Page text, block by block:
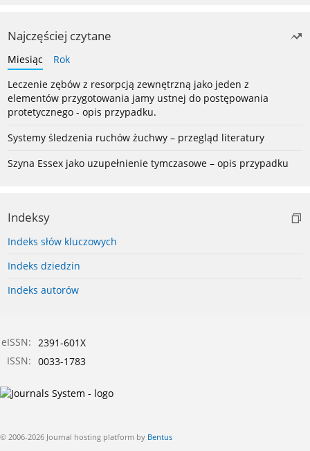
Najczęściej czytane
Miesiąc
Rok
Leczenie zębów z resorpcją zewnętrzną jako jeden z
elementów przygotowania jamy ustnej do postępowania
protetycznego - opis przypadku.
Systemy śledzenia ruchów żuchwy – przegląd literatury
Szyna Essex jako uzupełnienie tymczasowe – opis przypadku
Indeksy
Indeks słów kluczowych
Indeks dziedzin
Indeks autorów
eISSN: 2391-601X
ISSN: 0033-1783
© 2006-2026 Journal hosting platform by Bentus